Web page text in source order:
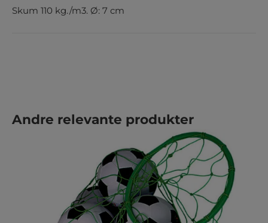
Skum 110 kg./m3. Ø: 7 cm
Hopp over produktgalleri
Andre relevante produkter